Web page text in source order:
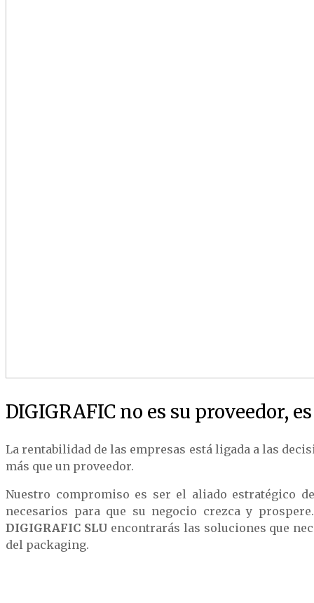
DIGIGRAFIC no es su proveedor,
La rentabilidad de las empresas está ligada a las
más que un proveedor.
Nuestro compromiso es ser el aliado estratégico
necesarios para que su negocio crezca y
DIGIGRAFIC SLU encontrarás las soluciones que
del packaging.